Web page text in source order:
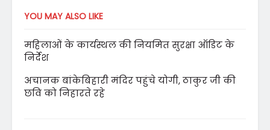
YOU MAY ALSO LIKE
महिलाओं के कार्यस्थल की नियमित सुरक्षा ऑडिट के
निर्देश
अचानक बांकेबिहारी मंदिर पहुंचे योगी, ठाकुर जी की
छवि को निहारते रहे